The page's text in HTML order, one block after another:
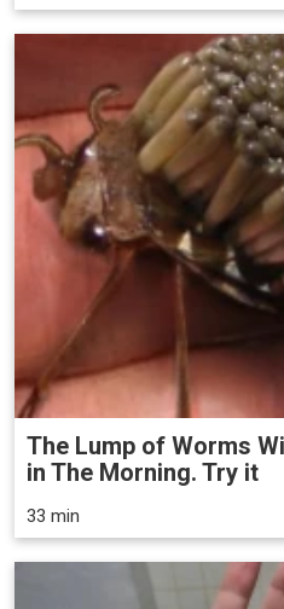
The Lump of Worms
in The Morning. Try it
33 min